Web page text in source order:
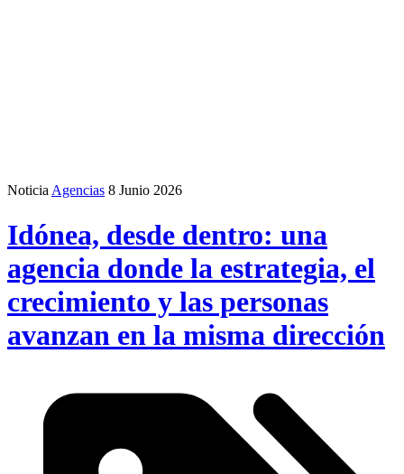
Noticia Agencias 8 Junio 2026
Idónea, desde dentro: una
agencia donde la estrategia, el
crecimiento y las personas
avanzan en la misma dirección